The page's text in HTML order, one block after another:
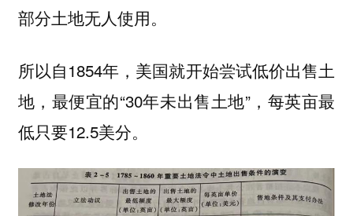
部分土地无人使用。
所以自1854年，美国就开始尝试低价出售土
地，最便宜的“30年未出售土地”，每英亩最
低只要12.5美分。